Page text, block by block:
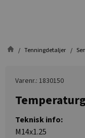
Tenningdetaljer
Varenr.: 1830150
Teknisk info:
M14x1.25